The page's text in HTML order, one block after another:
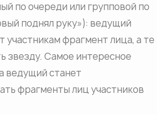
по очереди или групповой по
поднял руку»): ведущий
участникам фрагмент лица, а те
звезду. Самое интересное
ведущий станет
фрагменты лиц участников